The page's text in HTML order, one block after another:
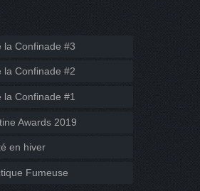
la Confinade #3
la Confinade #2
la Confinade #1
Awards 2019
en hiver
Fumeuse